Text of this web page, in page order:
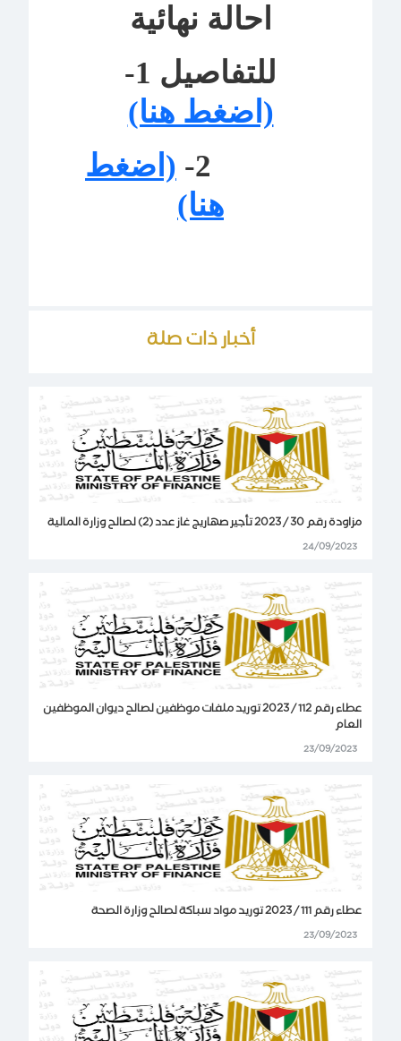
احالة نهائية
للتفاصيل 1-
(اضغط هنا)
(اضغط
هنا)
أخبار ذات صلة
مزاودة رقم 30 / 2023 تأجير صهاريج غاز عدد (2) لصالح وزارة المالية
24/09/2023
عطاء رقم 112 / 2023 توريد ملفات موظفين لصالح ديوان الموظفين
العام
23/09/2023
عطاء رقم 111 / 2023 توريد مواد سباكة لصالح وزارة الصحة
23/09/2023